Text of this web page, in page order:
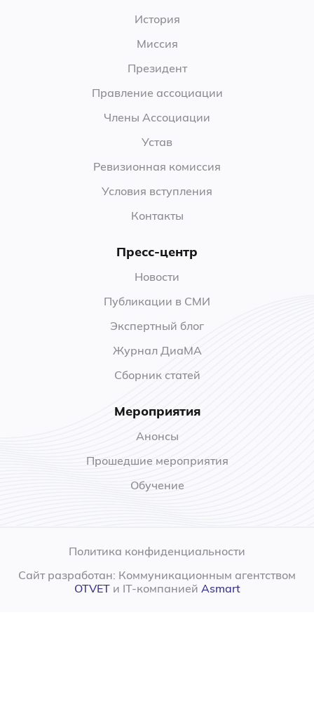
История
Миссия
Президент
Правление ассоциации
Члены Ассоциации
Устав
Ревизионная комиссия
Условия вступления
Контакты
Пресс-центр
Новости
Публикации в СМИ
Экспертный блог
Журнал ДиаМА
Сборник статей
Мероприятия
Анонсы
Прошедшие мероприятия
Обучение
Политика конфиденциальности
Сайт разработан: Коммуникационным агентством
OTVETи IT-компанией Asmart